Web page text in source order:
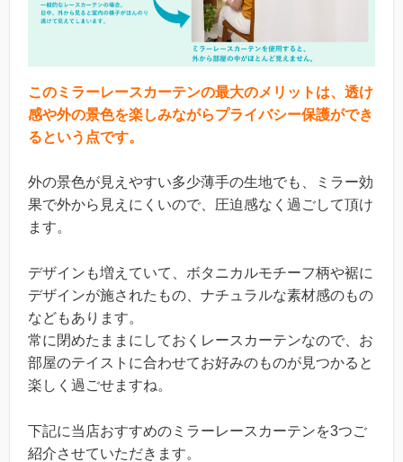
このミラーレースカーテンの最大のメリットは、透け
感や外の景色を楽しみながらプライバシー保護ができ
るという点です。
外の景色が見えやすい多少薄手の生地でも、ミラー効
果で外から見えにくいので、圧迫感なく過ごして頂け
ます。
デザインも増えていて、ボタニカルモチーフ柄や裾に
デザインが施されたもの、ナチュラルな素材感のもの
などもあります。
常に閉めたままにしておくレースカーテンなので、お
部屋のテイストに合わせてお好みのものが見つかると
楽しく過ごせますね。
下記に当店おすすめのミラーレースカーテンを3つご
紹介させていただきます。